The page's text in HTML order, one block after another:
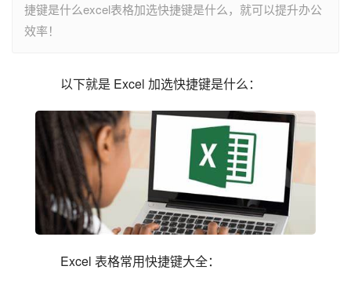
捷键是什么excel表格加选快捷键是什么，就可以提升办公
效率！
以下就是 Excel 加选快捷键是什么：
Excel 表格常用快捷键大全：